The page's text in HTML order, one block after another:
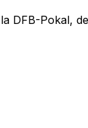
DFB-Pokal,